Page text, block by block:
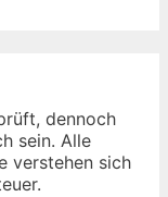
dennoch
sein. Alle
verstehen sich